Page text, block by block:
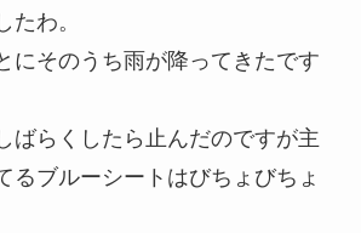
たわ。
にそのうち雨が降ってきたです
ばらくしたら止んだのですが主
るブルーシートはびちょびちょ